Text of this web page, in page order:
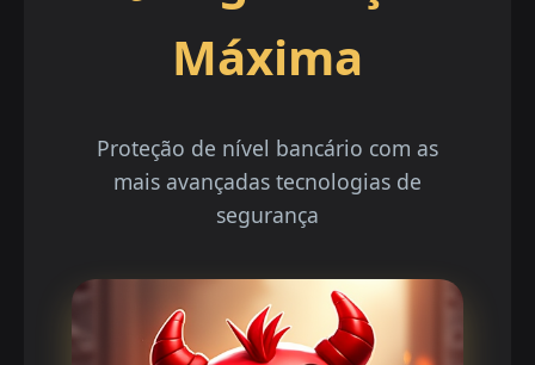
Máxima
Proteção de nível bancário com as
mais avançadas tecnologias de
segurança